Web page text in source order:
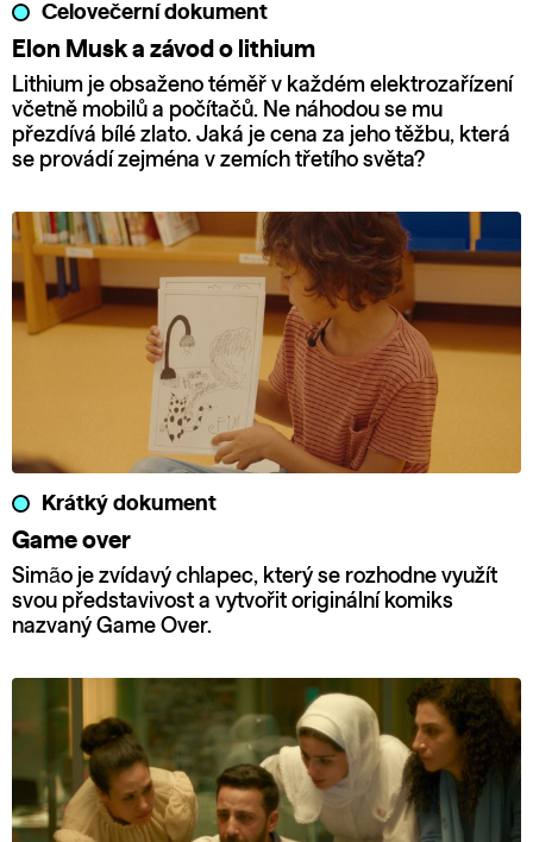
Celovečerní dokument
Elon Musk a závod o lithium
Lithium je obsaženo téměř v každém elektrozařízení
včetně mobilů a počítačů. Ne náhodou se mu
přezdívá bílé zlato. Jaká je cena za jeho těžbu, která
se provádí zejména v zemích třetího světa?
Krátký dokument
Game over
Simão je zvídavý chlapec, který se rozhodne využít
svou představivost a vytvořit originální komiks
nazvaný Game Over.